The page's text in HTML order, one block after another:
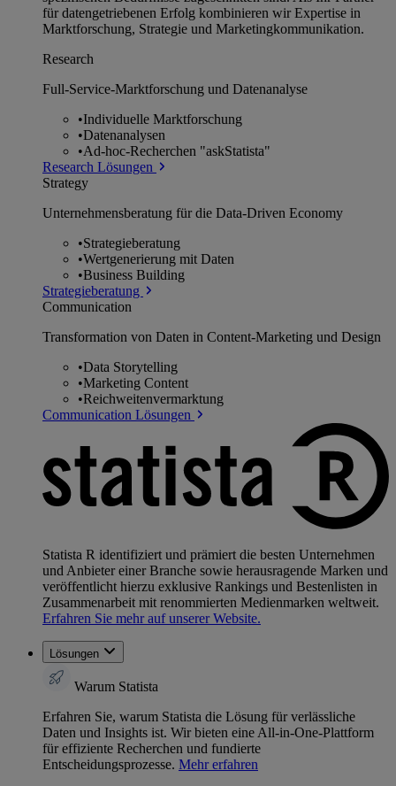
für datengetriebenen Erfolg kombinieren wir Expertise in
Marktforschung, Strategie und Marketingkommunikation.
Research
Full-Service-Marktforschung und Datenanalyse
•Individuelle Marktforschung
•Datenanalysen
•Ad-hoc-Recherchen "askStatista"
Research Lösungen
Strategy
Unternehmens­beratung für die Data-Driven Economy
•Strategieberatung
•Wertgenerierung mit Daten
•Business Building
Strategieberatung
Communication
Transformation von Daten in Content-Marketing und Design
•Data Storytelling
•Marketing Content
•Reichweitenvermarktung
Communication Lösungen
Statista R identifiziert und prämiert die besten Unternehmen
und Anbieter einer Branche sowie herausragende Marken und
veröffentlicht hierzu exklusive Rankings und Bestenlisten in
Zusammenarbeit mit renommierten Medienmarken weltweit.
Erfahren Sie mehr auf unserer Website.
Lösungen
Warum Statista
Erfahren Sie, warum Statista die Lösung für verlässliche
Daten und Insights ist. Wir bieten eine All-in-One-Plattform
für effiziente Recherchen und fundierte
Entscheidungsprozesse. Mehr erfahren